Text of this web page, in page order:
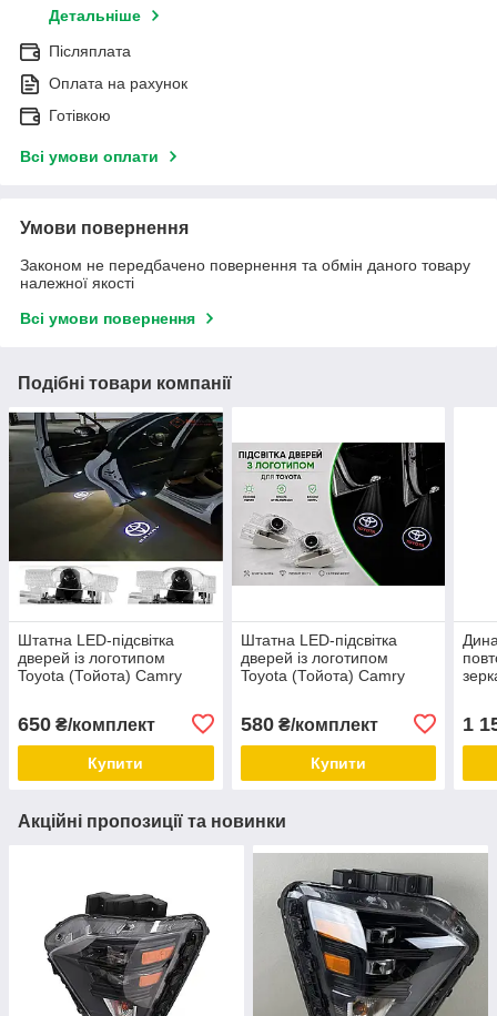
Детальніше
Післяплата
Оплата на рахунок
Готівкою
Всі умови оплати
Умови повернення
Законом не передбачено повернення та обмін даного товару
належної якості
Всі умови повернення
Подібні товари компанії
Штатна LED-підсвітка
дверей із логотипом
Toyota (Тойота) Camry
Verso
650 ₴/комплект
Купити
Штатна LED-підсвітка
дверей із логотипом
Toyota (Тойота) Camry
Verso
580₴/комплект
Купити
1
Акційні пропозиції та новинки